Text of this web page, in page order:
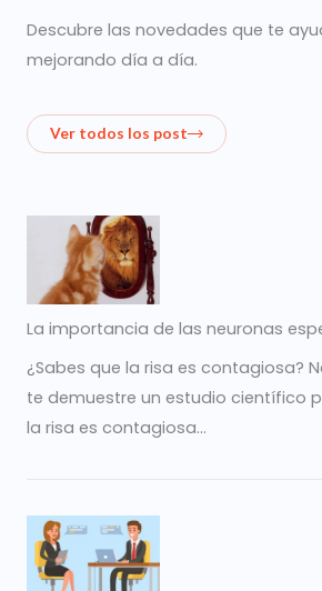
Descubre las novedades que te
mejorando día a día.
Ver todos los post
La importancia de las neuronas
¿Sabes que la risa es contagiosa?
te demuestre un estudio científico
la risa es contagiosa…